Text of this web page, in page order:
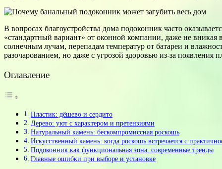
В вопросах благоустройства дома подоконник часто
«стандартный вариант» от оконной компании, даже не вникая
солнечным лучам, перепадам температур от батареи и
разочарованием, но даже с угрозой здоровью из-за появления
Оглавление
Пластик: дёшево и сердито
Дерево: уют с характером и претензиями
Натуральный камень: бескомпромиссная роскошь
Искусственный камень: когда роскошь встречается с
Подоконник как функциональная зона: современные тренды
Главные ошибки при выборе и установке